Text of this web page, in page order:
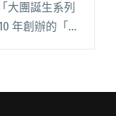
大團誕生系列
年創辦的「大
同齡，過去十